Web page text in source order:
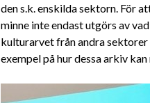
den s.k. enskilda sektorn. För
minne inte endast utgörs av
kulturarvet från andra sektorer
exempel på hur dessa arkiv